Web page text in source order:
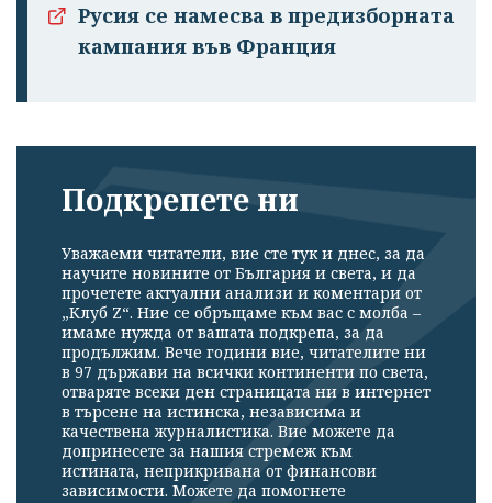
Русия се намесва в предизборната
кампания във Франция
Подкрепете ни
Уважаеми читатели, вие сте тук и днес, за да
научите новините от България и света, и да
прочетете актуални анализи и коментари от
„Клуб Z“. Ние се обръщаме към вас с молба –
имаме нужда от вашата подкрепа, за да
продължим. Вече години вие, читателите ни
в 97 държави на всички континенти по света,
отваряте всеки ден страницата ни в интернет
в търсене на истинска, независима и
качествена журналистика. Вие можете да
допринесете за нашия стремеж към
истината, неприкривана от финансови
зависимости. Можете да помогнете